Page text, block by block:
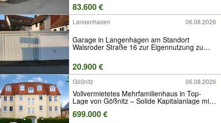
83.600 €
Langenhagen 06.08.2026
Garage in Langenhagen am Standort
Walsroder Straße 16 zur Eigennutzung zu
20.900 €
Gößnitz 06.08.2026
Vollvermietetes Mehrfamilienhaus in Top-
Lage von Gößnitz – Solide Kapitalanlage mit
Seltenheitswert!
699.000 €